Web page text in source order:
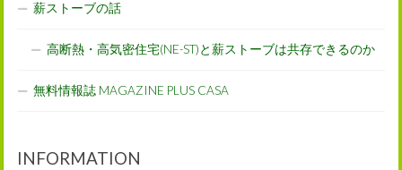
薪ストーブの話
高断熱・高気密住宅(NE-ST)と薪ストーブは共存できるのか
無料情報誌 MAGAZINE PLUS CASA
INFORMATION